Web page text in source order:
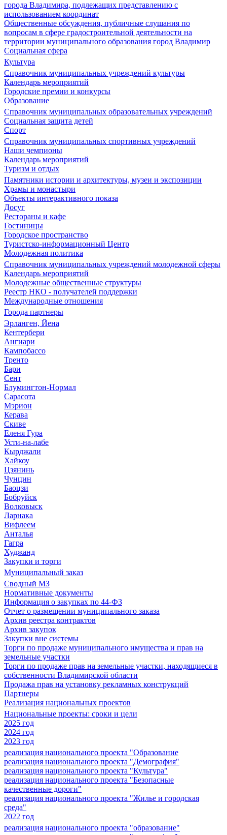
города Владимира, подлежащих представлению с
использованием координат
Общественные обсуждения, публичные слушания по
вопросам в сфере градостроительной деятельности на
территории муниципального образования город Владимир
Социальная сфера
Культура
Справочник муниципальных учреждений культуры
Календарь мероприятий
Городские премии и конкурсы
Образование
Справочник муниципальных образовательных учреждений
Социальная защита детей
Спорт
Справочник муниципальных спортивных учреждений
Наши чемпионы
Календарь мероприятий
Туризм и отдых
Памятники истории и архитектуры, музеи и экспозиции
Храмы и монастыри
Объекты интерактивного показа
Досуг
Рестораны и кафе
Гостиницы
Городское пространство
Туристско-информационный Центр
Молодежная политика
Справочник муниципальных учреждений молодежной сферы
Календарь мероприятий
Молодежные общественные структуры
Реестр НКО - получателей поддержки
Международные отношения
Города партнеры
Эрланген, Йена
Кентербери
Ангиари
Кампобассо
Тренто
Бари
Сент
Блумингтон-Нормал
Сарасота
Мэрион
Керава
Скиве
Еленя Гура
Усти-на-лабе
Кырджали
Хайкоу
Цзянинь
Чунцин
Баоцзи
Бобруйск
Волковыск
Ларнака
Вифлеем
Анталья
Гагра
Худжанд
Закупки и торги
Муниципальный заказ
Сводный МЗ
Нормативные документы
Информация о закупках по 44-ФЗ
Отчет о размещении муниципального заказа
Архив реестра контрактов
Архив закупок
Закупки вне системы
Торги по продаже муниципального имущества и прав на
земельные участки
Торги по продаже прав на земельные участки, находящиеся в
собственности Владимирской области
Продажа прав на установку рекламных конструкций
Партнеры
Реализация национальных проектов
Национальные проекты: сроки и цели
2025 год
2024 год
2023 год
реализация национального проекта "Образование
реализация национального проекта "Демография"
реализация национального проекта "Культура"
реализация национального проекта "Безопасные
качественные дороги"
реализация национального проекта "Жилье и городская
среда"
2022 год
реализация национального проекта "образование"